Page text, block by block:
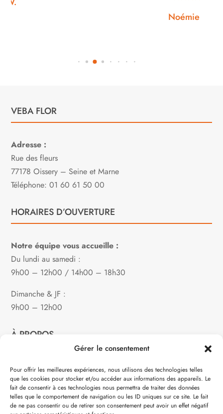
Gérer le consentement
Pour offrir les meilleures expériences, nous utilisons des technologies telles
que les cookies pour stocker et/ou accéder aux informations des appareils. Le
fait de consentir à ces technologies nous permettra de traiter des données
telles que le comportement de navigation ou les ID uniques sur ce site. Le fait
de ne pas consentir ou de retirer son consentement peut avoir un effet négatif
VEBA FLOR
Adresse :
Rue des fleurs
77178 Oissery – Seine et Marne
Téléphone: 01 60 61 50 00
HORAIRES D’OUVERTURE
Notre équipe vous accueille :
Du lundi au samedi :
9h00 – 12h00 / 14h00 – 18h30
Dimanche & JF :
9h00 – 12h00
À PROPOS
Notre philosophie
Contact
Partenaire de: